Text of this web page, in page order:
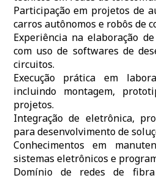
Participação em projetos de
carros autônomos e robôs de
Experiência na elaboração
com uso de softwares de
circuitos.
Execução prática em
incluindo montagem,
projetos.
Integração de eletrônica,
para desenvolvimento de
Conhecimentos em
sistemas eletrônicos e
Domínio de redes de